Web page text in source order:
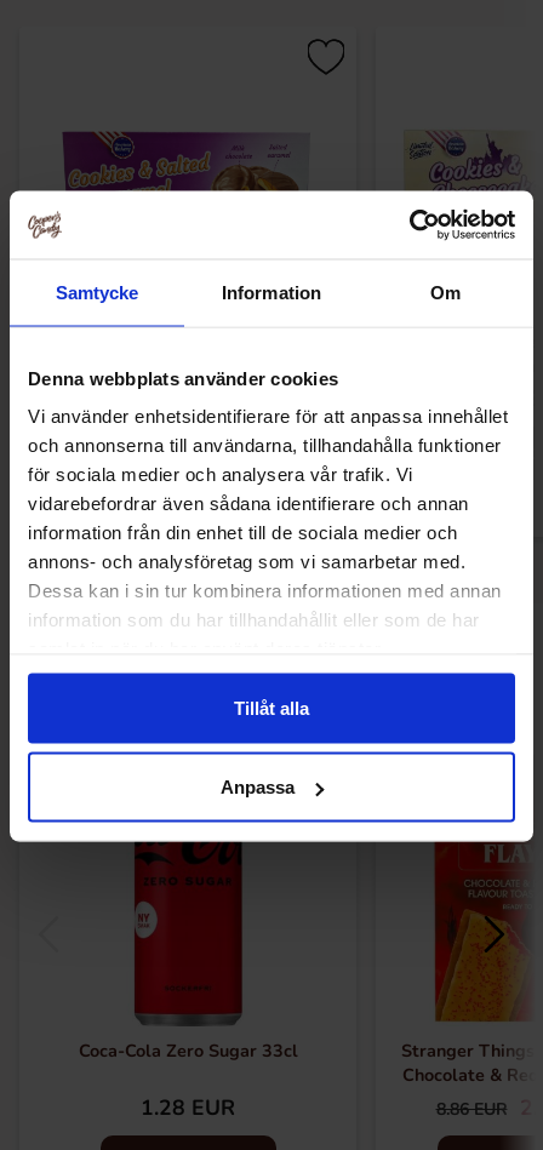
Samtycke Information Om
Denna webbplats använder cookies
Vi använder enhetsidentifierare för att anpassa innehållet
och annonserna till användarna, tillhandahålla funktioner
för sociala medier och analysera vår trafik. Vi
vidarebefordrar även sådana identifierare och annan
information från din enhet till de sociala medier och
annons- och analysföretag som vi samarbetar med.
Dessa kan i sin tur kombinera informationen med annan
information som du har tillhandahållit eller som de har
Tillåt alla
Anpassa
Caramel 96g
3.19 EUR
Osta
Coca-Cola Zero Sugar 33cl
1.28 EUR
-72%
Stranger Things
Chocolate &
8.86 EUR